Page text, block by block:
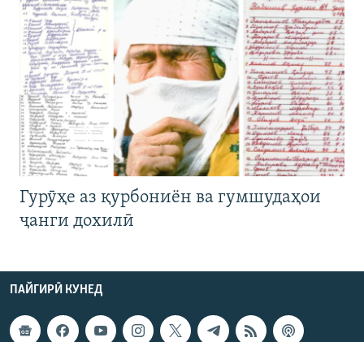
Гурӯҳе аз қурбониён ва гумшудаҳои
ҷанги дохилӣ
ПАЙГИРӢ КУНЕД